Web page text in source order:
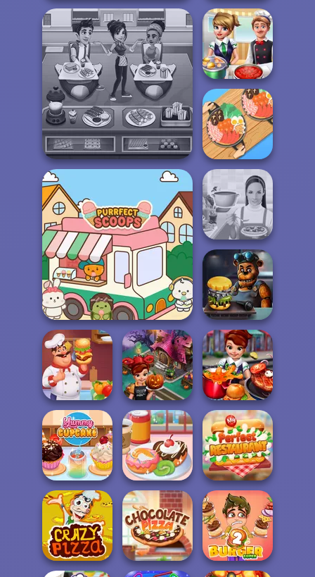
Delicious - Emily's New
Beginn...
Cooking Cafe Food Chef
Purr-fect Scoops
Ultra Pixel
Burgeria
Cooking Frenzy
Hot Pot Rush
Whats For Dinner
FNAF Burger
Hamburger
Cooking Mania
Cooking Fast
Halloween
Cooking Fast
Yummy Cupcake
Yummy Donut
Factory
My Perfect
Restaurant